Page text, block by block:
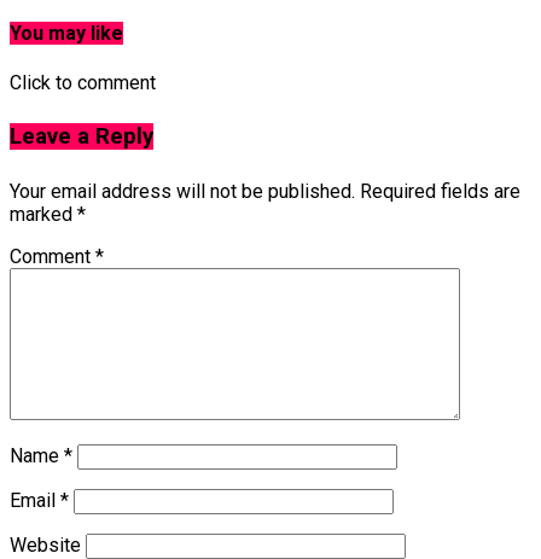
You may like
Click to comment
Leave a Reply
Your email address will not be published. Required fields are
marked *
Comment *
Name *
Email *
Website